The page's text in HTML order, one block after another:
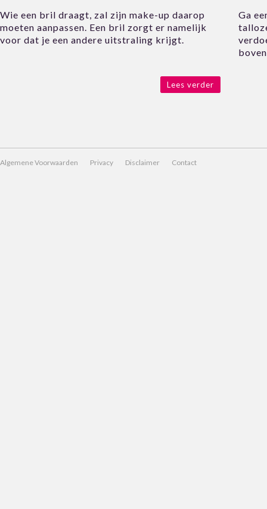
Wie een bril draagt, zal zijn make-up daarop
moeten aanpassen. Een bril zorgt er namelijk
voor dat je een andere uitstraling krijgt.
Lees verder
Ga
Algemene Voorwaarden Privacy Disclaimer Contact